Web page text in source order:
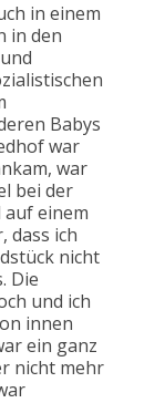
in einem
in den
Babys
war
war
bei der
einem
dass ich
nicht
Die
und ich
innen
ein ganz
nicht mehr